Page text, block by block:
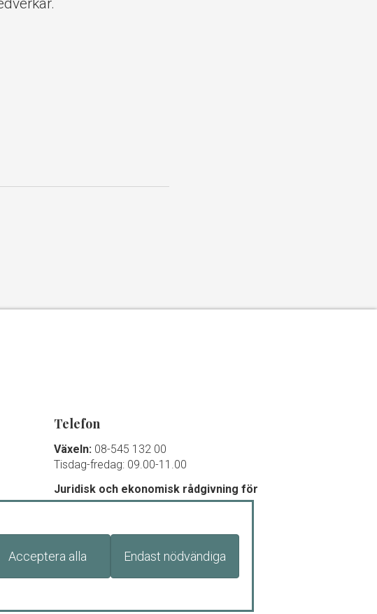
Telefon
Växeln:08-545 132 00
Tisdag-fredag: 09.00-11.00
Juridisk och ekonomisk rådgivning för
medlemmar och debutanter:
Tisdag-torsdag: 09.00-11.00
Acceptera alla Endast nödvändiga